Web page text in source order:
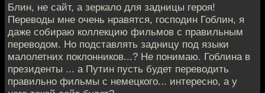
Блин, не сайт, а зеркало для задницы героя!
Переводы мне очень нравятся, господин Гоблин, я
даже собираю коллекцию фильмов с правильным
переводом. Но подставлять задницу под языки
малолетних поклонников...? Не понимаю. Гоблина в
президенты ... а Путин пусть будет переводить
правильно фильмы с немецкого... интересно, а у